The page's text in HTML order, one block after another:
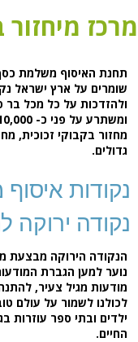
מיחזור
האיסוף משלמת כסף
על ארץ ישראל
על כל מכל בר
בקבוקי זכוכית,
איסוף
ירוקה
הירוקה מבצעת
למען הגברת המודעות
מגיל צעיר,
לשמור על עולם טוב
ובתי ספר עוזרות